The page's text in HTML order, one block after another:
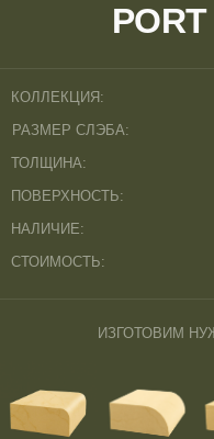
КОЛЛЕКЦИЯ:
РАЗМЕР СЛЭБА:
ТОЛЩИНА:
ПОВЕРХНОСТЬ:
НАЛИЧИЕ:
СТОИМОСТЬ:
ИЗГОТОВИМ